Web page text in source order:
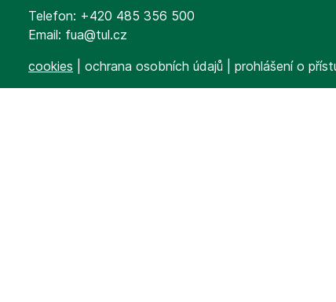
Telefon: +420 485 356 500
Email: fua@tul.cz
cookies ochrana osobních údajů prohlášení o